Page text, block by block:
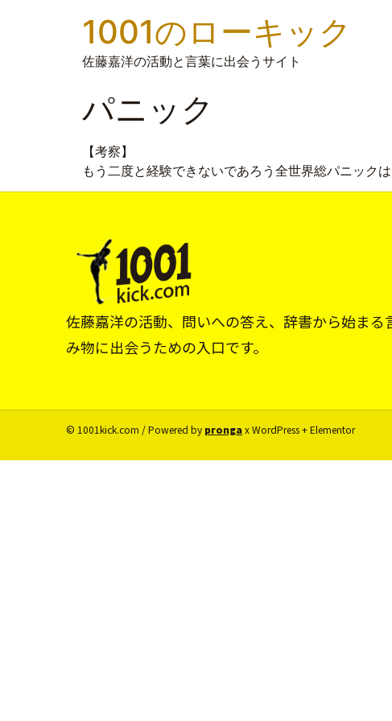
1001のローキック
佐藤嘉洋の活動と言葉に出会うサイト
パニック
【考察】
もう二度と経験できないであろう全世界総パニック
佐藤嘉洋の活動、問いへの答え、辞書から始まる
み物に出会うための入口です。
© 1001kick.com / Powered by prongax WordPress + Elementor